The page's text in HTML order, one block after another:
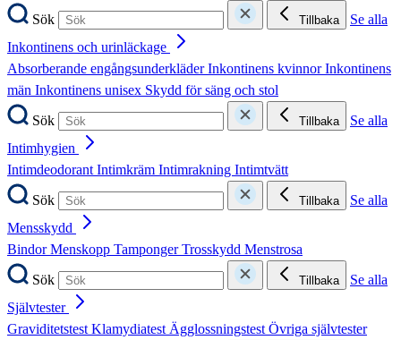
Sök
Tillbaka
Se alla
Inkontinens och urinläckage
Absorberande engångsunderkläderInkontinens kvinnorInkontinens
män Inkontinens unisex Skydd för säng och stol
Sök
Tillbaka
Se alla
Intimhygien
IntimdeodorantIntimkräm Intimrakning Intimtvätt
Sök
Tillbaka
Se alla
Mensskydd
BindorMenskopp TampongerTrosskydd Menstrosa
Sök
Tillbaka
Se alla
Självtester
GraviditetstestKlamydiatestÄgglossningstestÖvriga självtester